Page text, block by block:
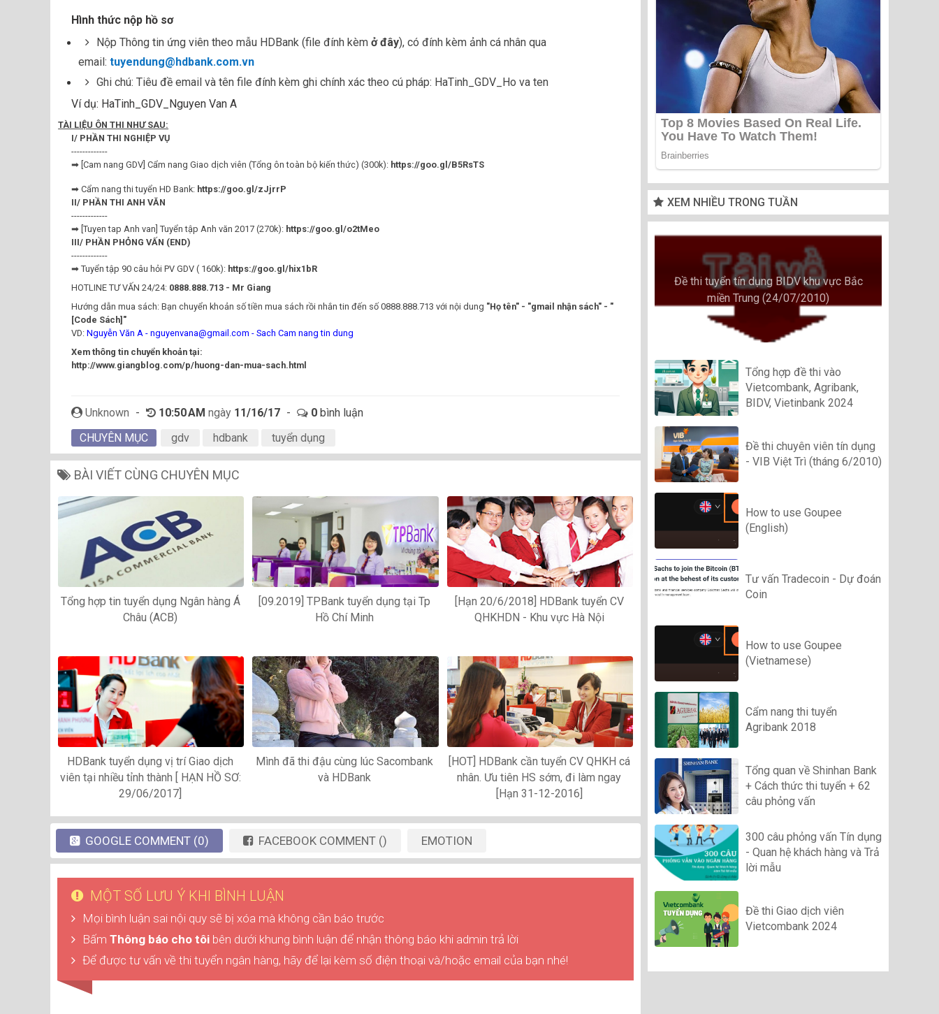
Hình thức nộp hồ sơ
Nộp Thông tin ứng viên theo mẫu HDBank (file đính kèm ở đây), có đính kèm ảnh cá nhân qua
email: tuyendung@hdbank.com.vn
Ghi chú: Tiêu đề email và tên file đính kèm ghi chính xác theo cú pháp: HaTinh_GDV_Ho va ten
Ví dụ: HaTinh_GDV_Nguyen Van A
TÀI LIỆU ÔN THI NHƯ SAU:
I/ PHẦN THI NGHIỆP VỤ
-------------
➡ [Cam nang GDV] Cẩm nang Giao dịch viên (Tổng ôn toàn bộ kiến thức) (300k): https://goo.gl/B5RsTS
➡ Cẩm nang thi tuyển HD Bank: https://goo.gl/zJjrrP
II/ PHẦN THI ANH VĂN
-------------
➡ [Tuyen tap Anh van] Tuyển tập Anh văn 2017 (270k): https://goo.gl/o2tMeo
III/ PHẦN PHỎNG VẤN (END)
-------------
➡ Tuyển tập 90 câu hỏi PV GDV ( 160k): https://goo.gl/hix1bR
HOTLINE TƯ VẤN 24/24: 0888.888.713 - Mr Giang
Hướng dẫn mua sách: Bạn chuyển khoản số tiền mua sách rồi nhắn tin đến số 0888.888.713 với nội dung "Họ tên" - "gmail nhận sách" - "
[Code Sách]"
VD: Nguyễn Văn A - nguyenvana@gmail.com - Sach Cam nang tin dung
Xem thông tin chuyển khoản tại:
http://www.giangblog.com/p/huong-dan-mua-sach.html
Unknown - 10:50 AM ngày 11/16/17 - 0 bình luận
CHUYÊN MỤC
gdv hdbank tuyển dụng
BÀI VIẾT CÙNG CHUYÊN MỤC
Tổng hợp tin tuyển dụng Ngân hàng Á
Châu (ACB)
[09.2019] TPBank tuyển dụng tại Tp
Hồ Chí Minh
[Hạn 20/6/2018] HDBank tuyển CV
QHKHDN - Khu vực Hà Nội
HDBank tuyển dụng vị trí Giao dịch
viên tại nhiều tỉnh thành [ HẠN HỒ SƠ:
29/06/2017]
Mình đã thi đậu cùng lúc Sacombank
và HDBank
[HOT] HDBank cần tuyển CV QHKH cá
nhân. Ưu tiên HS sớm, đi làm ngay
[Hạn 31-12-2016]
GOOGLE COMMENT (0) FACEBOOK COMMENT () EMOTION
MỘT SỐ LƯU Ý KHI BÌNH LUẬN
Mọi bình luận sai nội quy sẽ bị xóa mà không cần báo trước
Bấm Thông báo cho tôi bên dưới khung bình luận để nhận thông báo khi admin trả lời
Để được tư vấn về thi tuyển ngân hàng, hãy để lại kèm số điện thoại và/hoặc email của bạn nhé!
XEM NHIỀU TRONG TUẦN
Đề thi tuyển tín dụng BIDV khu vực Bắc
miền Trung (24/07/2010)
Tổng hợp đề thi vào
Vietcombank, Agribank,
BIDV, Vietinbank 2024
Đề thi chuyên viên tín dụng
- VIB Việt Trì (tháng 6/2010)
How to use Goupee
(English)
Tư vấn Tradecoin - Dự đoán
Coin
How to use Goupee
(Vietnamese)
Cẩm nang thi tuyển
Agribank 2018
Tổng quan về Shinhan Bank
+ Cách thức thi tuyển + 62
câu phỏng vấn
300 câu phỏng vấn Tín dụng
- Quan hệ khách hàng và Trả
lời mẫu
Đề thi Giao dịch viên
Vietcombank 2024